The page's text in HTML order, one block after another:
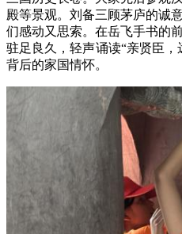
殿等景观。刘备三顾茅庐的诚
们感动又思索。在岳飞手书的
驻足良久，轻声诵读“亲贤臣
背后的家国情怀。